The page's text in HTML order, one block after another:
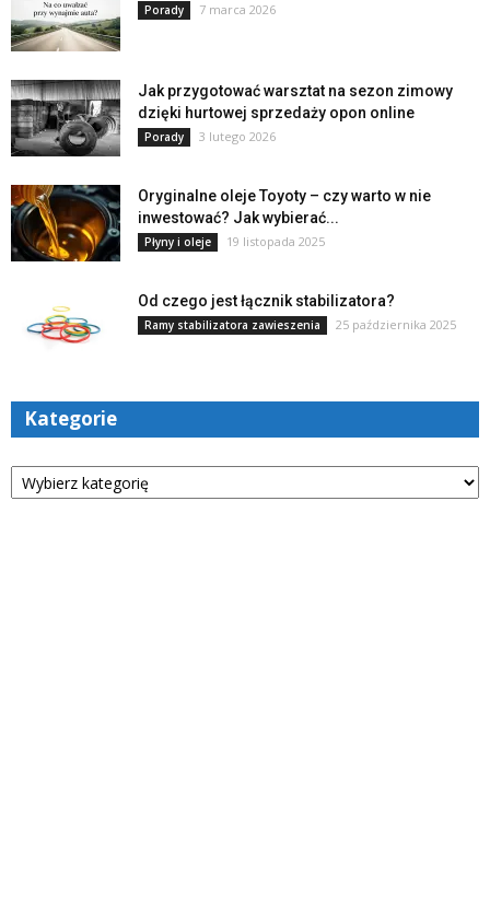
Porady 7 marca 2026
Jak przygotować warsztat na sezon zimowy
dzięki hurtowej sprzedaży opon online
Porady 3 lutego 2026
Oryginalne oleje Toyoty – czy warto w nie
inwestować? Jak wybierać...
Płyny i oleje 19 listopada 2025
Od czego jest łącznik stabilizatora?
Ramy stabilizatora zawieszenia 25 października 2025
Kategorie
Kategorie